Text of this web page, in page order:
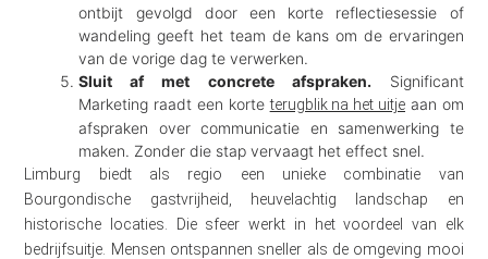
ontbijt gevolgd door een korte reflectiesessie of
wandeling geeft het team de kans om de ervaringen
van de vorige dag te verwerken.
Sluit af met concrete afspraken. Significant
Marketing raadt een korteterugblik na het uitje aan om
afspraken over communicatie en samenwerking te
maken. Zonder die stap vervaagt het effect snel.
Limburg biedt als regio een unieke combinatie van
Bourgondische gastvrijheid, heuvelachtig landschap en
historische locaties. Die sfeer werkt in het voordeel van elk
bedrijfsuitje. Mensen ontspannen sneller als de omgeving mooi